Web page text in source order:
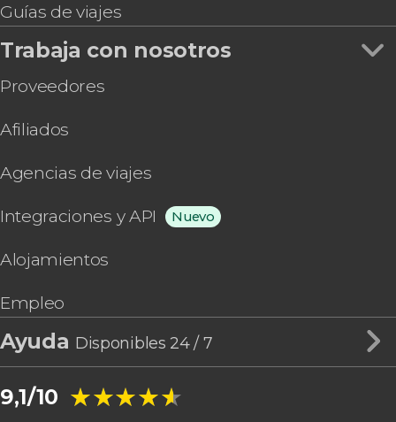
Guías de viajes
Trabaja con nosotros
Proveedores
Afiliados
Agencias de viajes
Integraciones y API Nuevo
Alojamientos
Empleo
Ayuda Disponibles 24 / 7
9,1/10 ★★★★★
★★★★★